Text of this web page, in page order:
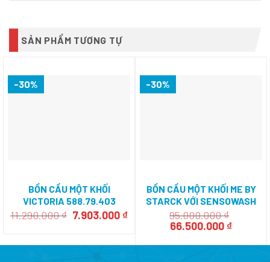
SẢN PHẨM TƯƠNG TỰ
-30%
BỒN CẦU MỘT KHỐI
VICTORIA 588.79.403
11.290.000₫ Giá
11.290.000 ₫.
7.903.000 ₫Giá
là:
-30%
BỒN CẦU MỘT KHỐI ME BY
STARCK VỚI SENSOWASH
588.46.412
95.000.000₫
Giá
là:
66.500.000 ₫Giá
tại